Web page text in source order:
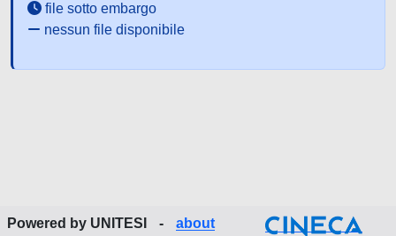
file sotto embargo
nessun file disponibile
Powered by UNITESI -
about